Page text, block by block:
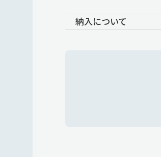
納入について